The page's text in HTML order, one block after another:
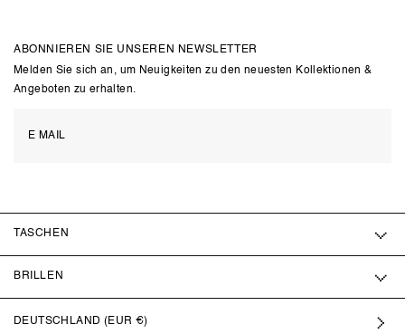
ABONNIEREN SIE UNSEREN NEWSLETTER
Melden Sie sich an, um Neuigkeiten zu den neuesten Kollektionen &
Angeboten zu erhalten.
TASCHEN
BRILLEN
DEUTSCHLAND (EUR €)